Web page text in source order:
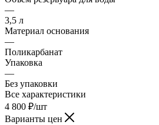
—
3,5 л
Материал основания
—
Поликарбанат
Упаковка
—
Без упаковки
Все характеристики
4 800 ₽/шт
Варианты цен